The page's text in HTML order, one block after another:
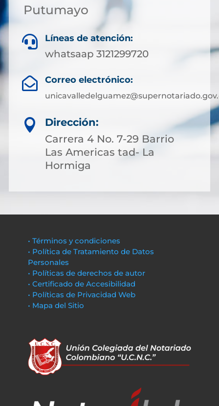
Putumayo
 Líneas de atención:
whatsaap 3121299720
 Correo electrónico:

Dirección:
Carrera 4 No. 7-29 Barrio
Las Americas tad- La
Hormiga
• Términos y condiciones
• Política de Tratamiento de Datos
Personales
• Políticas de derechos de autor
• Certificado de Accesibilidad
• Políticas de Privacidad Web
• Mapa del Sitio